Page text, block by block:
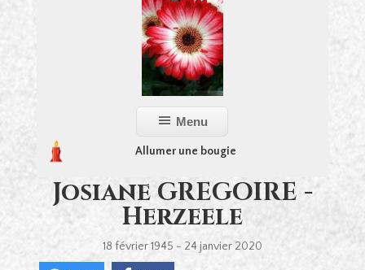
Menu
Allumer une bougie
Josiane GREGOIRE -
Herzeele
18 février 1945 - 24 janvier 2020